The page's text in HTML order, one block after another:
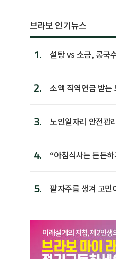
브라보 인기뉴스
1. 설탕 vs 소금, 콩국
2.
소액 직역연금 받
3.
노인일자리 안전관
4.
“아침식사는 든든
5. 팔자주름 생겨 고민